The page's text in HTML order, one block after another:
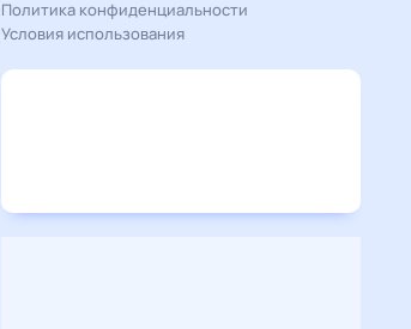
Политика конфиденциальности
Условия использования